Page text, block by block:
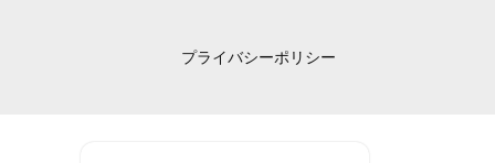
プライバシーポリシー